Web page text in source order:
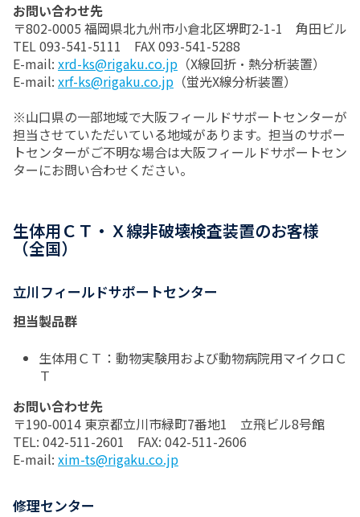
お問い合わせ先
〒802-0005 福岡県北九州市小倉北区堺町2-1-1 角田ビル
TEL 093-541-5111 FAX 093-541-5288
E-mail: xrd-ks@rigaku.co.jp （X線回折・熱分析装置）
E-mail: xrf-ks@rigaku.co.jp （蛍光X線分析装置）
※山口県の一部地域で大阪フィールドサポートセンターが
担当させていただいている地域があります。担当のサポー
トセンターがご不明な場合は大阪フィールドサポートセン
ターにお問い合わせください。
生体用ＣＴ・Ｘ線非破壊検査装置のお客様
（全国）
立川フィールドサポートセンター
担当製品群
生体用ＣＴ：動物実験用および動物病院用マイクロＣ
Ｔ
お問い合わせ先
〒190-0014 東京都立川市緑町7番地1 立飛ビル8号館
TEL: 042-511-2601 FAX: 042-511-2606
E-mail: xim-ts@rigaku.co.jp
修理センター